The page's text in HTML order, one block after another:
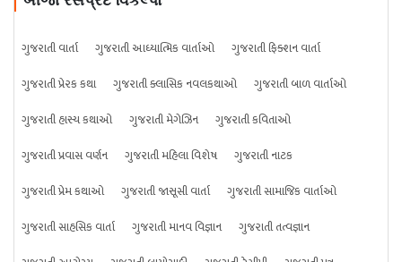
ગુજરાતી વાર્તા ગુજરાતી આધ્યાત્મિક વાર્તાઓ
ગુજરાતી ફિક્શન વાર્તા
ગુજરાતી પ્રેરક કથા
ગુજરાતી ક્લાસિક નવલકથાઓ
ગુજરાતી બાળ વાર્તાઓ
ગુજરાતી હાસ્ય કથાઓ
ગુજરાતી મેગેઝિન
ગુજરાતી કવિતાઓ
ગુજરાતી પ્રવાસ વર્ણન
ગુજરાતી મહિલા વિશેષ
ગુજરાતી નાટક
ગુજરાતી પ્રેમ કથાઓ
ગુજરાતી જાસૂસી વાર્તા
ગુજરાતી સામાજિક વાર્તાઓ
ગુજરાતી સાહસિક વાર્તા
ગુજરાતી માનવ વિજ્ઞાન
ગુજરાતી તત્વજ્ઞાન